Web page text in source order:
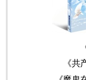
《共